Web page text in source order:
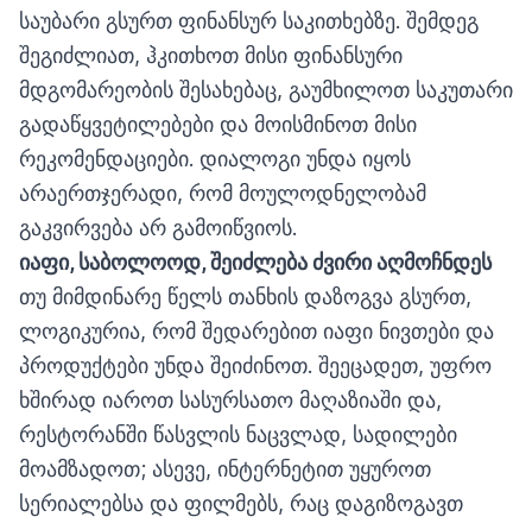
საუბარი გსურთ ფინანსურ საკითხებზე. შემდეგ
შეგიძლიათ, ჰკითხოთ მისი ფინანსური
მდგომარეობის შესახებაც, გაუმხილოთ საკუთარი
გადაწყვეტილებები და მოისმინოთ მისი
რეკომენდაციები. დიალოგი უნდა იყოს
არაერთჯერადი, რომ მოულოდნელობამ
გაკვირვება არ გამოიწვიოს.
იაფი, საბოლოოდ, შეიძლება ძვირი აღმოჩნდეს
თუ მიმდინარე წელს თანხის დაზოგვა გსურთ,
ლოგიკურია, რომ შედარებით იაფი ნივთები და
პროდუქტები უნდა შეიძინოთ. შეეცადეთ, უფრო
ხშირად იაროთ სასურსათო მაღაზიაში და,
რესტორანში წასვლის ნაცვლად, სადილები
მოამზადოთ; ასევე, ინტერნეტით უყუროთ
სერიალებსა და ფილმებს, რაც დაგიზოგავთ